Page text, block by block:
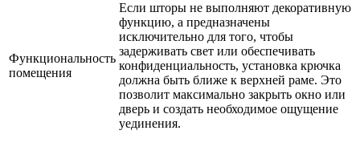
Функциональность
помещения
Если шторы не выполняют декоративную
функцию, а предназначены
исключительно для того, чтобы
задерживать свет или обеспечивать
конфиденциальность, установка крючка
должна быть ближе к верхней раме. Это
позволит максимально закрыть окно или
дверь и создать необходимое ощущение
уединения.